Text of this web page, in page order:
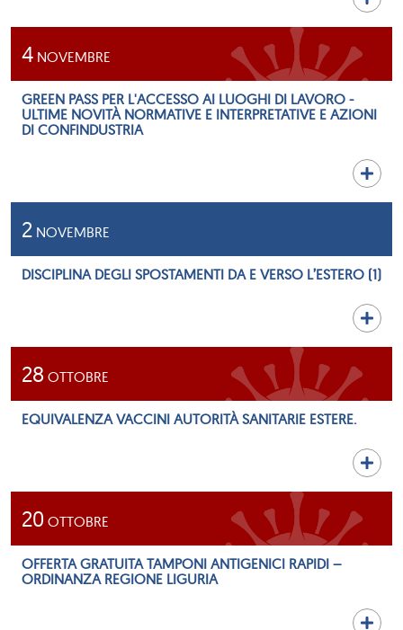
4 NOVEMBRE
GREEN PASS PER L'ACCESSO AI LUOGHI DI LAVORO -
ULTIME NOVITÀ NORMATIVE E INTERPRETATIVE E AZIONI
DI CONFINDUSTRIA
2 NOVEMBRE
DISCIPLINA DEGLI SPOSTAMENTI DA E VERSO L’ESTERO (1)
28 OTTOBRE
EQUIVALENZA VACCINI AUTORITÀ SANITARIE ESTERE.
20 OTTOBRE
OFFERTA GRATUITA TAMPONI ANTIGENICI RAPIDI –
ORDINANZA REGIONE LIGURIA